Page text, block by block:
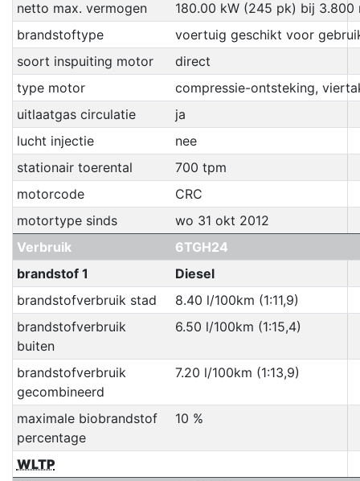
netto max. vermogen
180.00 kW (245 pk) bij 3.800
brandstoftype
voertuig geschikt voor
soort inspuiting motor
direct
type motor
compressie-ontsteking,
uitlaatgas circulatie
ja
lucht injectie
nee
stationair toerental
700 tpm
motorcode
CRC
motortype sinds
wo 31 okt 2012
Verbruik
6TGH24
brandstof 1
Diesel
brandstofverbruik stad
8.40 l/100km (1:11,9)
brandstofverbruik
buiten
6.50 l/100km (1:15,4)
brandstofverbruik
gecombineerd
7.20 l/100km (1:13,9)
maximale biobrandstof
percentage
10 %
WLTP